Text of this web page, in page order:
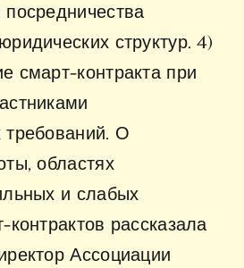
структур. 4)
смарт-контракта при
требований. О
областях
и слабых
контрактов рассказала
Ассоциации